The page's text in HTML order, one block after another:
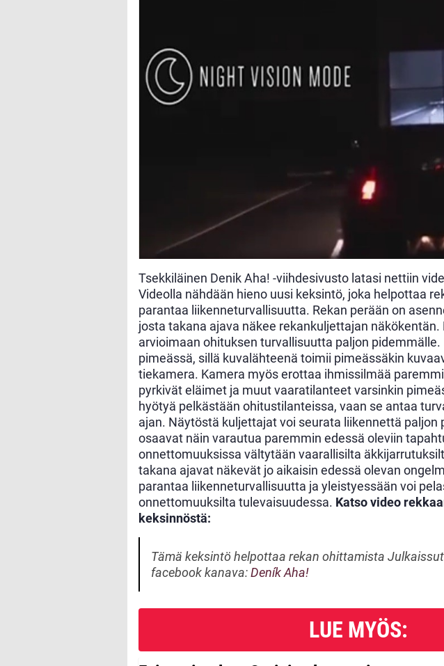
Tsekkiläinen Denik Aha! -viihdesivusto latasi nettiin
Videolla nähdään hieno uusi keksintö, joka helpottaa
parantaa liikenneturvallisuutta. Rekan perään on
josta takana ajava näkee rekankuljettajan näkökentän.
arvioimaan ohituksen turvallisuutta paljon
pimeässä, sillä kuvalähteenä toimii pimeässäkin
tiekamera. Kamera myös erottaa ihmissilmää
pyrkivät eläimet ja muut vaaratilanteet varsinkin
hyötyä pelkästään ohitustilanteissa, vaan se antaa
ajan. Näytöstä kuljettajat voi seurata liikennettä paljon
osaavat näin varautua paremmin edessä oleviin
onnettomuuksissa vältytään vaarallisilta
takana ajavat näkevät jo aikaisin edessä olevan
parantaa liikenneturvallisuutta ja yleistyessään voi
onnettomuuksilta tulevaisuudessa. Katso video
keksinnöstä:
Tämä keksintö helpottaa rekan ohittamista
facebook kanava:Deník Aha!
LUE MYÖS: